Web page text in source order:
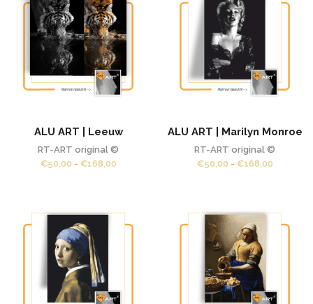
ALU ART | Leeuw
RT-ART original ©
€50,00 - €168,00Prijsklasse:
ALU ART | Marilyn Monroe
RT-ART original ©
€50,00 - €168,00